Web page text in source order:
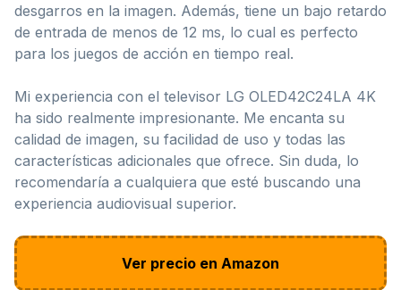
desgarros en la imagen. Además, tiene un bajo retardo
de entrada de menos de 12 ms, lo cual es perfecto
para los juegos de acción en tiempo real.
Mi experiencia con el televisor LG OLED42C24LA 4K
ha sido realmente impresionante. Me encanta su
calidad de imagen, su facilidad de uso y todas las
características adicionales que ofrece. Sin duda, lo
recomendaría a cualquiera que esté buscando una
experiencia audiovisual superior.
Ver precio en Amazon